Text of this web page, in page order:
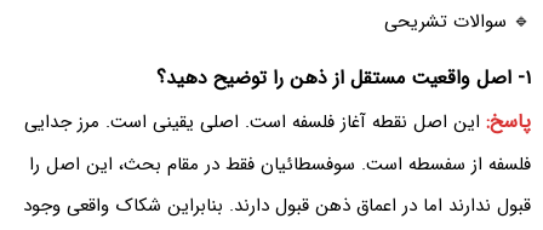
🔹 سوالات تشریحی
۱- اصل واقعیت مستقل از ذهن را توضیح دهید؟
پاسخ: این اصل نقطه آغاز فلسفه است. اصلی یقینی است. مرز جدایی
فلسفه از سفسطه است. سوفسطائیان فقط در مقام بحث، این اصل را
قبول ندارند اما در اعماق ذهن قبول دارند. بنابراین شکاک واقعی وجود